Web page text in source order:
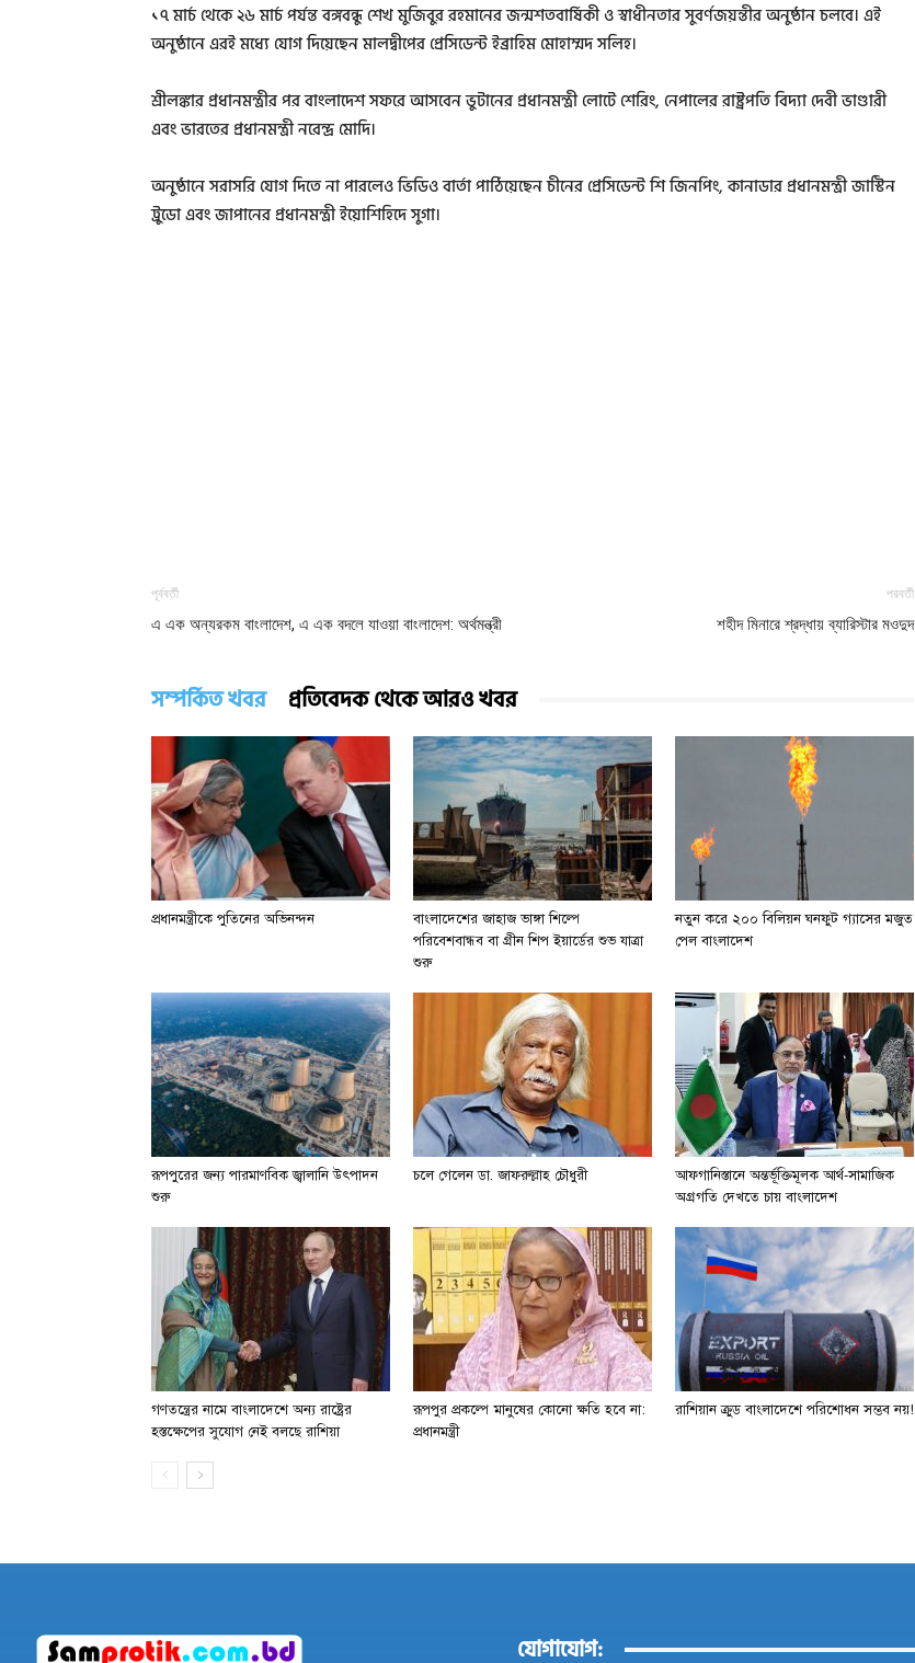
১৭ মার্চ থেকে ২৬ মার্চ পর্যন্ত বঙ্গবন্ধু শেখ মুজিবুর রহমানের জন্মশতবার্ষিকী ও স্বাধীনতার সুবর্ণজয়ন্তীর অনুষ্ঠান চলবে। এই
অনুষ্ঠানে এরই মধ্যে যোগ দিয়েছেন মালদ্বীপের প্রেসিডেন্ট ইব্রাহিম মোহাম্মদ সলিহ।
শ্রীলঙ্কার প্রধানমন্ত্রীর পর বাংলাদেশ সফরে আসবেন ভুটানের প্রধানমন্ত্রী লোটে শেরিং, নেপালের রাষ্ট্রপতি বিদ্যা দেবী ভাণ্ডারী
এবং ভারতের প্রধানমন্ত্রী নরেন্দ্র মোদি।
অনুষ্ঠানে সরাসরি যোগ দিতে না পারলেও ভিডিও বার্তা পাঠিয়েছেন চীনের প্রেসিডেন্ট শি জিনপিং, কানাডার প্রধানমন্ত্রী জাস্টিন
ট্রুডো এবং জাপানের প্রধানমন্ত্রী ইয়োশিহিদে সুগা।
পূর্ববর্তী
এ এক অন্যরকম বাংলাদেশ, এ এক বদলে যাওয়া বাংলাদেশ: অর্থমন্ত্রী
পরবর্তী
শহীদ মিনারে শ্রদ্ধায় ব্যারিস্টার মওদুদ
সম্পর্কিত খবর প্রতিবেদক থেকে আরও খবর
প্রধানমন্ত্রীকে পুতিনের অভিনন্দন
বাংলাদেশের জাহাজ ভাঙ্গা শিল্পে
পরিবেশবান্ধব বা গ্রীন শিপ ইয়ার্ডের শুভ যাত্রা
শুরু
নতুন করে ২০০ বিলিয়ন ঘনফুট গ্যাসের মজুত
পেল বাংলাদেশ
রূপপুরের জন্য পারমাণবিক জ্বালানি উৎপাদন
শুরু
চলে গেলেন ডা. জাফরুল্লাহ চৌধুরী
আফগানিস্তানে অন্তর্ভূক্তিমূলক আর্থ-সামাজিক
অগ্রগতি দেখতে চায় বাংলাদেশ
গণতন্ত্রের নামে বাংলাদেশে অন্য রাষ্ট্রের
হস্তক্ষেপের সুযোগ নেই বলছে রাশিয়া
রূপপুর প্রকল্পে মানুষের কোনো ক্ষতি হবে না:
প্রধানমন্ত্রী
রাশিয়ান ক্রুড বাংলাদেশে পরিশোধন সম্ভব নয়!
যোগাযোগ: